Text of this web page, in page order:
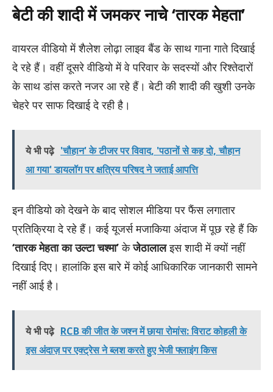
बेटी की शादी में जमकर नाचे ‘तारक मेहता’
वायरल वीडियो में शैलेश लोढ़ा लाइव बैंड के साथ गाना गाते दिखाई
दे रहे हैं। वहीं दूसरे वीडियो में वे परिवार के सदस्यों और रिश्तेदारों
के साथ डांस करते नजर आ रहे हैं। बेटी की शादी की खुशी उनके
चेहरे पर साफ दिखाई दे रही है।
ये भी पढ़े 'चौहान' के टीजर पर विवाद, 'पठानों से कह दो, चौहान
आ गया' डायलॉग पर क्षत्रिय परिषद ने जताई आपत्ति
इन वीडियो को देखने के बाद सोशल मीडिया पर फैंस लगातार
प्रतिक्रिया दे रहे हैं। कई यूजर्स मजाकिया अंदाज में पूछ रहे हैं कि
‘तारक मेहता का उल्टा चश्मा’केजेठालालइस शादी में क्यों नहीं
दिखाई दिए। हालांकि इस बारे में कोई आधिकारिक जानकारी सामने
नहीं आई है।
ये भी पढ़े RCB की जीत के जश्न में छाया रोमांस: विराट कोहली के
इस अंदाज़ पर एक्ट्रेस ने ब्लश करते हुए भेजी फ्लाइंग किस